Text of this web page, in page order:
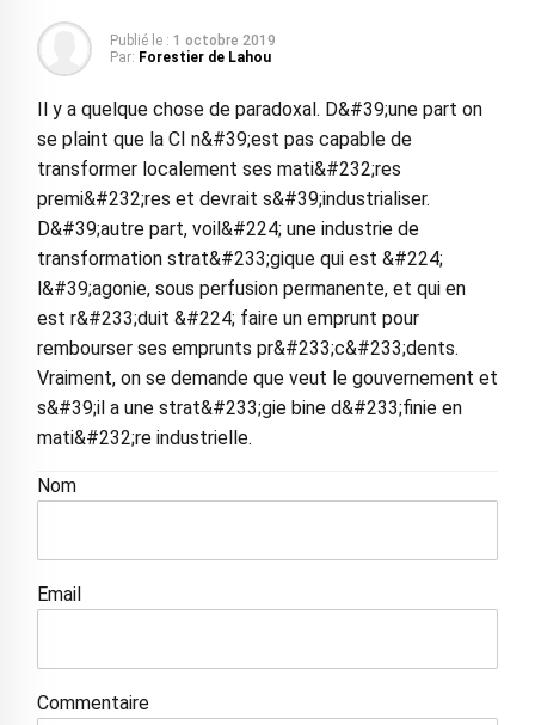
Publié le : 1 octobre 2019
Par: Forestier de Lahou
Il y a quelque chose de paradoxal. D&#39;une part on
se plaint que la CI n&#39;est pas capable de
transformer localement ses mati&#232;res
premi&#232;res et devrait s&#39;industrialiser.
D&#39;autre part, voil&#224; une industrie de
transformation strat&#233;gique qui est &#224;
l&#39;agonie, sous perfusion permanente, et qui en
est r&#233;duit &#224; faire un emprunt pour
rembourser ses emprunts pr&#233;c&#233;dents.
Vraiment, on se demande que veut le gouvernement et
s&#39;il a une strat&#233;gie bine d&#233;finie en
mati&#232;re industrielle.
Nom
Email
Commentaire